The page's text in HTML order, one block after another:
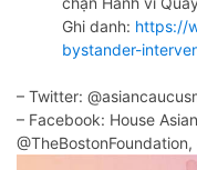
Ghi danh: https://
bystander-
– Twitter:
– Facebook: House